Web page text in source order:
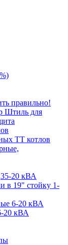
правильно!
Штиль для
ТТ котлов
20 кВА
в 19" стойку 1-
6-20 кВА
20 кВА